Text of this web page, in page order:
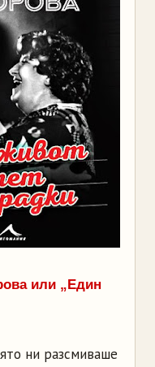
или „Един
ни разсмиваше